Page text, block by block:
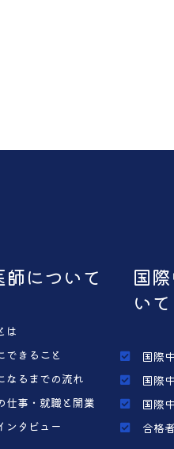
について
は
できること
なるまでの流れ
仕事・就職と開業
ンタビュー
国
いて
国際
国際
国際
合格